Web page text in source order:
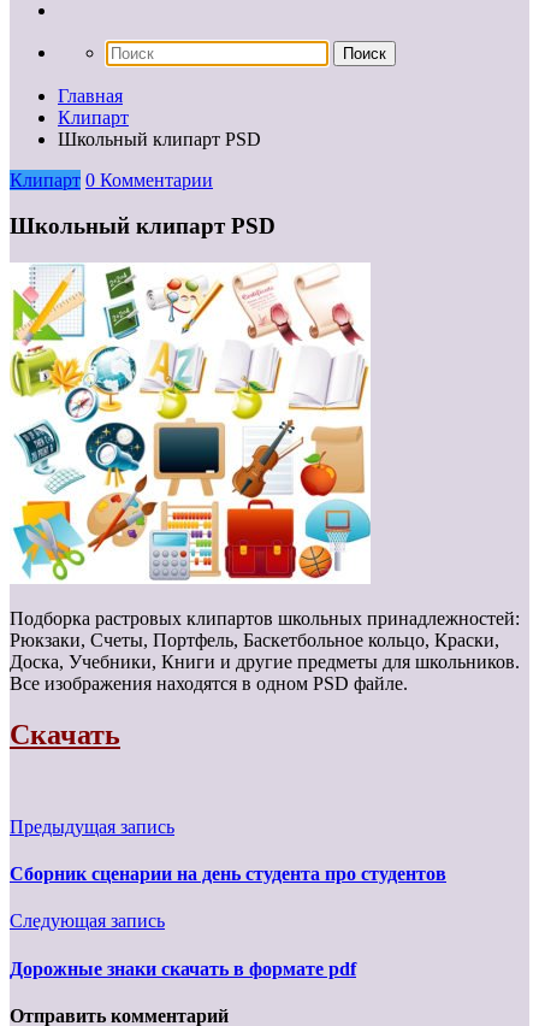
Главная
Клипарт
Школьный клипарт PSD
Клипарт 0 Комментарии
Школьный клипарт PSD
Подборка растровых клипартов школьных принадлежностей:
Рюкзаки, Счеты, Портфель, Баскетбольное кольцо, Краски,
Доска, Учебники, Книги и другие предметы для школьников.
Все изображения находятся в одном PSD файле.
Скачать
Предыдущая запись
Сборник сценарии на день студента про студентов
Следующая запись
Дорожные знаки скачать в формате pdf
Отправить комментарий